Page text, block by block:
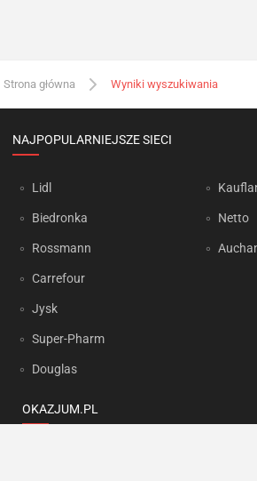
Strona główna Wyniki wyszukiwania
NAJPOPULARNIEJSZE SIECI
Lidl
Biedronka
Rossmann
Carrefour
Jysk
Super-Pharm
Douglas
Netto
OKAZJUM.PL